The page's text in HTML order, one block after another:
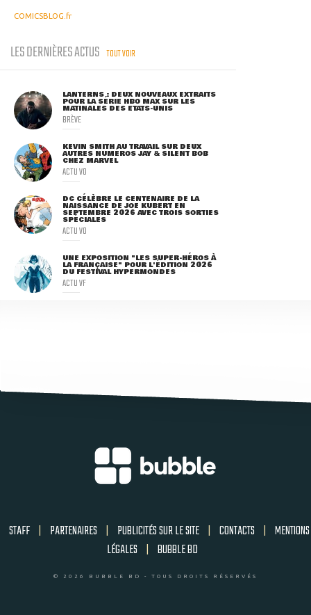
COMICSBLOG.fr
LES DERNIÈRES ACTUS TOUT VOIR
LANTERNS : DEUX NOUVEAUX EXTRAITS
POUR LA SÉRIE HBO MAX SUR LES
MATINALES DES ETATS-UNIS
BRÈVE
KEVIN SMITH AU TRAVAIL SUR DEUX
AUTRES NUMÉROS JAY & SILENT BOB
CHEZ MARVEL
ACTU VO
DC CÉLÈBRE LE CENTENAIRE DE LA
NAISSANCE DE JOE KUBERT EN
SEPTEMBRE 2026 AVEC TROIS SORTIES
SPÉCIALES
ACTU VO
UNE EXPOSITION "LES SUPER-HÉROS À
LA FRANÇAISE" POUR L'ÉDITION 2026
DU FESTIVAL HYPERMONDES
ACTU VF
STAFF | PARTENAIRES | PUBLICITÉS SUR LE SITE | CONTACTS | MENTIONS
LÉGALES | BUBBLE BD
© 2026 BUBBLE BD - TOUS DROITS RÉSERVÉS